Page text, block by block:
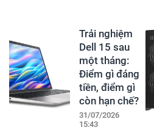
Trải nghiệm
Dell 15 sau
một tháng:
Điểm gì đáng
tiền, điểm gì
còn hạn chế?
31/07/2026
15:43